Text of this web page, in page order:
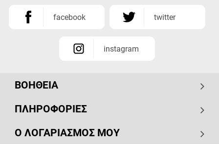
facebook twitter
instagram
ΒΟΗΘΕΙΑ
ΠΛΗΡΟΦΟΡΙΕΣ
Ο ΛΟΓΑΡΙΑΣΜΟΣ ΜΟΥ